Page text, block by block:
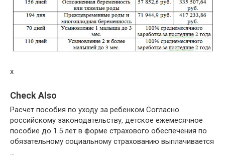
x
Check Also
Расчет пособия по уходу за ребенком Согласно
российскому законодательству, детское ежемесячное
пособие до 1.5 лет в форме страхового обеспечения по
обязательному социальному страхованию выплачивается
…